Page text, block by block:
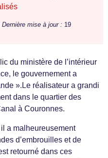
Dernière mise à jour : 19
du ministère de l’intérieur
le gouvernement a
».Le réalisateur a grandi
dans le quartier des
à Couronnes.
a malheureusement
d’embrouilles et de
retourné dans ces